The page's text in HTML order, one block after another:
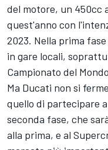
del motore, un 450cc
quest'anno con
2023. Nella prima
in gare locali,
Campionato del
Ma Ducati non si
quello di partecipare
seconda fase, che
alla prima, e al